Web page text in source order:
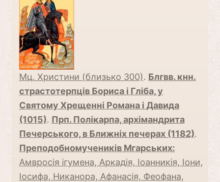
Мц. Христини (близько 300). Блгвв. кнн.
страстотерпців Бориса і Гліба, у
Святому Хрещенні Романа і Давида
(1015). Прп. Полікарпа, архімандрита
Печерського, в Ближніх печерах (1182).
Преподобномучеників Мгарських:
Амвросія ігумена, Аркадія, Іоанникія, Іони,
Іосифа, Никанора, Афанасія, Феофана,